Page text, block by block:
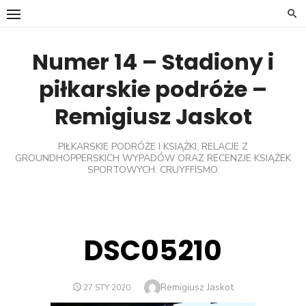
Skip
Numer 14 – Stadiony i
piłkarskie podróże –
Remigiusz Jaskot
PIŁKARSKIE PODRÓŻE I KSIĄŻKI. RELACJE Z
GROUNDHOPPERSKICH WYPADÓW ORAZ RECENZJE KSIĄŻEK
SPORTOWYCH. CRUYFFISMO.
DSC05210
POSTED
27 STY 2020 Author
Remigiusz Jaskot